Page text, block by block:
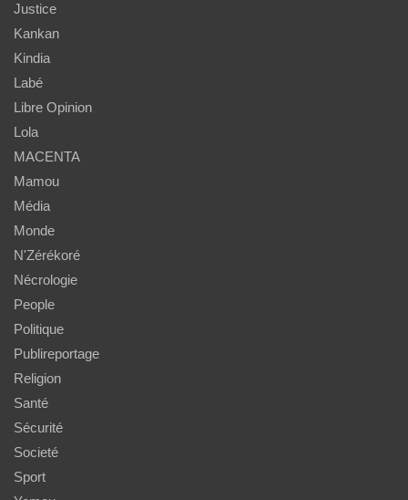
Justice
Kankan
Kindia
Labé
Libre Opinion
Lola
MACENTA
Mamou
Média
Monde
N'Zérékoré
Nécrologie
People
Politique
Publireportage
Religion
Santé
Sécurité
Societé
Sport